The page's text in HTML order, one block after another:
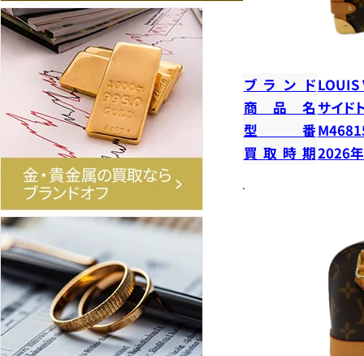
ブランドLOUIS
商品名 サイド
型番
買取時期2026